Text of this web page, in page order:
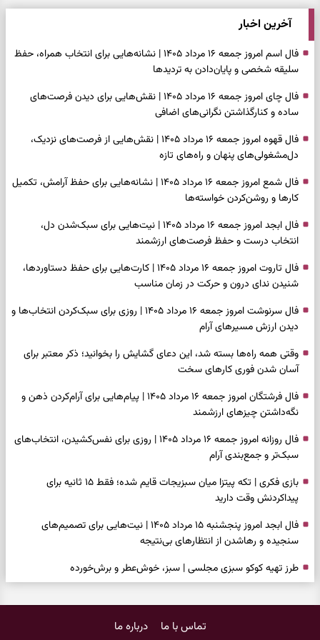
آخرین اخبار
فال اسم امروز جمعه ۱۶ مرداد ۱۴۰۵ | نشانه‌هایی برای انتخاب همراه، حفظ
سلیقه شخصی و پایان‌دادن به تردیدها
فال چای امروز جمعه ۱۶ مرداد ۱۴۰۵ | نقش‌هایی برای دیدن فرصت‌های
ساده و کنارگذاشتن نگرانی‌های اضافی
فال قهوه امروز جمعه ۱۶ مرداد ۱۴۰۵ | نقش‌هایی از فرصت‌های نزدیک،
دل‌مشغولی‌های پنهان و راه‌های تازه
فال شمع امروز جمعه ۱۶ مرداد ۱۴۰۵ | نشانه‌هایی برای حفظ آرامش، تکمیل
کارها و روشن‌کردن خواسته‌ها
فال ابجد امروز جمعه ۱۶ مرداد ۱۴۰۵ | نیت‌هایی برای سبک‌شدن دل،
انتخاب درست و حفظ فرصت‌های ارزشمند
فال تاروت امروز جمعه ۱۶ مرداد ۱۴۰۵ | کارت‌هایی برای حفظ دستاوردها،
شنیدن ندای درون و حرکت در زمان مناسب
فال سرنوشت امروز جمعه ۱۶ مرداد ۱۴۰۵ | روزی برای سبک‌کردن انتخاب‌ها و
دیدن ارزش مسیرهای آرام
وقتی همه راه‌ها بسته شد، این دعای گشایش را بخوانید؛ ذکر معتبر برای
آسان شدن فوری کارهای سخت
فال فرشتگان امروز جمعه ۱۶ مرداد ۱۴۰۵ | پیام‌هایی برای آرام‌کردن ذهن و
نگه‌داشتن چیزهای ارزشمند
فال روزانه امروز جمعه ۱۶ مرداد ۱۴۰۵ | روزی برای نفس‌کشیدن، انتخاب‌های
سبک‌تر و جمع‌بندی آرام
بازی فکری | تکه پیتزا میان سبزیجات قایم شده؛ فقط ۱۵ ثانیه برای
پیداکردنش وقت دارید
فال ابجد امروز پنجشنبه ۱۵ مرداد ۱۴۰۵ | نیت‌هایی برای تصمیم‌های
سنجیده و رهاشدن از انتظارهای بی‌نتیجه
طرز تهیه کوکو سبزی مجلسی | سبز، خوش‌عطر و برش‌خورده
تماس با ما درباره ما